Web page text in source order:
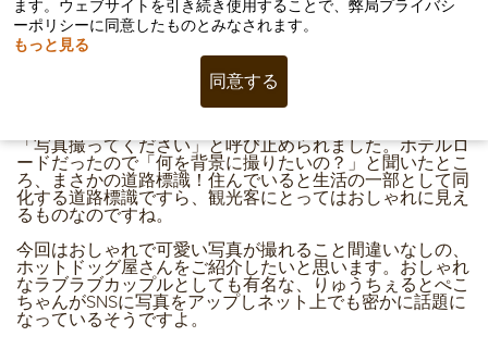
ハファ・デイ！海外旅行に訪れた際、キレイな風景写真や
外国っぽい雰囲気の写真が撮りたくなりませんか？先日タ
「写真撮ってください」と呼び止められました。ホテルロ
ードだったので「何を背景に撮りたいの？」と聞いたとこ
ろ、まさかの道路標識！住んでいると生活の一部として同
化する道路標識ですら、観光客にとってはおしゃれに見え
るものなのですね。
今回はおしゃれで可愛い写真が撮れること間違いなしの、
ホットドッグ屋さんをご紹介したいと思います。おしゃれ
なラブラブカップルとしても有名な、りゅうちぇるとぺこ
ちゃんがSNSに写真をアップしネット上でも密かに話題に
なっているそうですよ。
ます。ウェブサイトを引き続き使用することで、弊局プライバシ
ーポリシーに同意したものとみなされます。
もっと見る
同意する